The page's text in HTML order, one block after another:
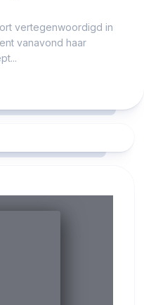
vertegenwoordigd in
vanavond haar